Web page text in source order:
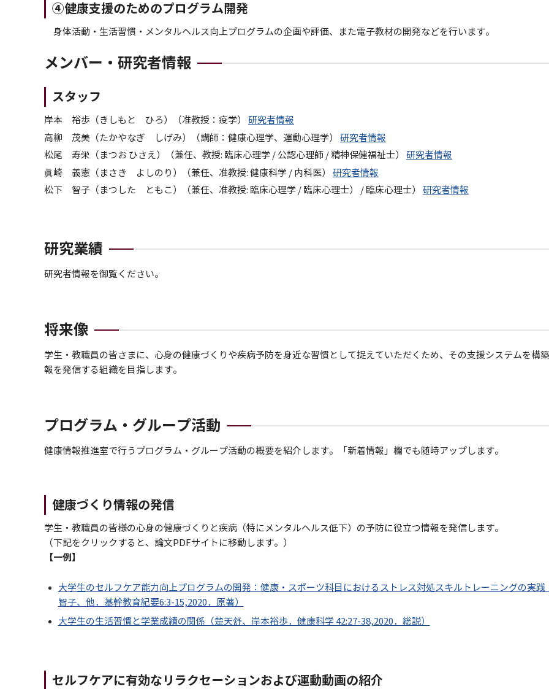
④健康支援のためのプログラム開発
身体活動・生活習慣・メンタルヘルス向上プログラムの企画や評価、また電子教材の開発などを行います。
メンバー・研究者情報
スタッフ
岸本 裕歩（きしもと ひろ）（准教授：疫学） 研究者情報
高柳 茂美（たかやなぎ しげみ）（講師：健康心理学、運動心理学） 研究者情報
松尾 寿栄（まつお ひさえ）（兼任、教授: 臨床心理学 / 公認心理師 / 精神保健福祉士） 研究者情報
眞崎 義憲（まさき よしのり）（兼任、准教授: 健康科学 / 内科医） 研究者情報
松下 智子（まつした ともこ）（兼任、准教授: 臨床心理学 / 臨床心理士） / 臨床心理士） 研究者情報
研究業績
研究者情報を御覧ください。
将来像
学生・教職員の皆さまに、心身の健康づくりや疾病予防を身近な習慣として捉えていただくため、その支援システムを構
報を発信する組織を目指します。
プログラム・グループ活動
健康情報推進室で行うプログラム・グループ活動の概要を紹介します。「新着情報」欄でも随時アップします。
健康づくり情報の発信
学生・教職員の皆様の心身の健康づくりと疾病（特にメンタルヘルス低下）の予防に役立つ情報を発信します。
（下記をクリックすると、論文PDFサイトに移動します。）
【一例】
大学生のセルフケア能力向上プログラムの開発：健康・スポーツ科目におけるストレス対処スキルトレーニングの実践
智子、他．基幹教育紀要6:3-15,2020．原著）
大学生の生活習慣と学業成績の関係（楚天舒、岸本裕歩．健康科学 42:27-38,2020．総説）
セルフケアに有効なリラクセーションおよび運動動画の紹介